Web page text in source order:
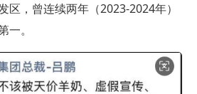
区，曾连续两年（2023-2024年）
。